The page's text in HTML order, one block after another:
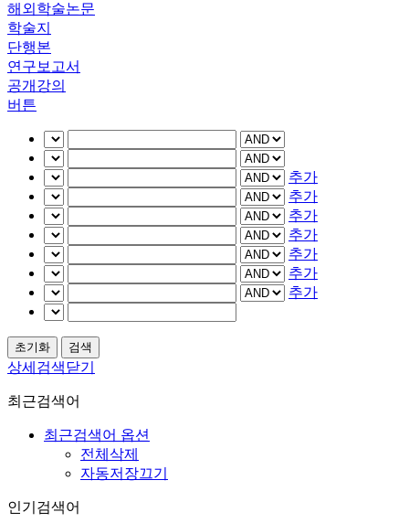
해외학술논문
학술지
단행본
연구보고서
공개강의
버튼
추가
추가
추가
추가
추가
추가
추가
상세검색닫기
최근검색어
최근검색어 옵션
전체삭제
자동저장끄기
인기검색어